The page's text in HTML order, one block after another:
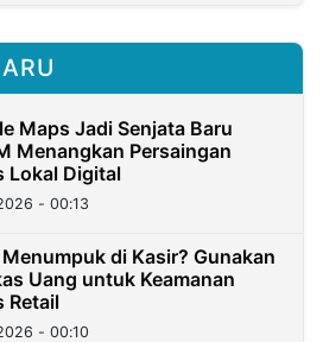
Maps Jadi Senjata Baru
Menangkan Persaingan
Lokal Digital
- 00:13
di Kasir? Gunakan
Uang untuk Keamanan
Retail
- 00:10